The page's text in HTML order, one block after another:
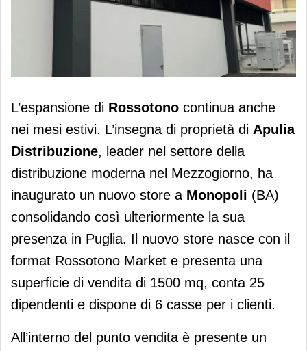
​Apre il nuovo Rossotono Market di
Monopoli (BA)
L’espansione di Rossotono continua anche
nei mesi estivi. L’insegna di proprietà di Apulia
Distribuzione, leader nel settore della
distribuzione moderna nel Mezzogiorno, ha
inaugurato un nuovo store a Monopoli (BA)
consolidando così ulteriormente la sua
presenza in Puglia. Il nuovo store nasce con il
format Rossotono Market e presenta una
superficie di vendita di 1500 mq, conta 25
dipendenti e dispone di 6 casse per i clienti.
All’interno del punto vendita è presente un